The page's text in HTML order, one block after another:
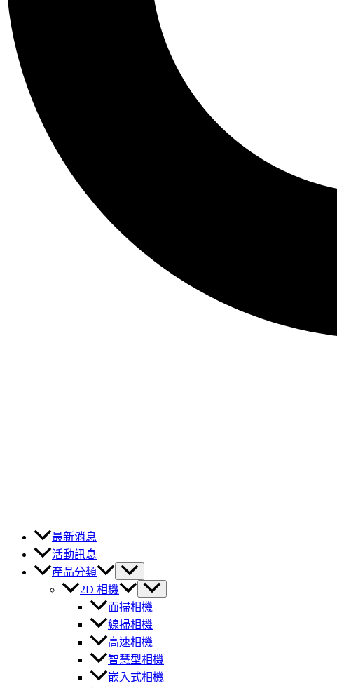
最新消息
活動訊息
產品分類
2D 相機
面掃相機
線掃相機
高速相機
智慧型相機
嵌入式相機